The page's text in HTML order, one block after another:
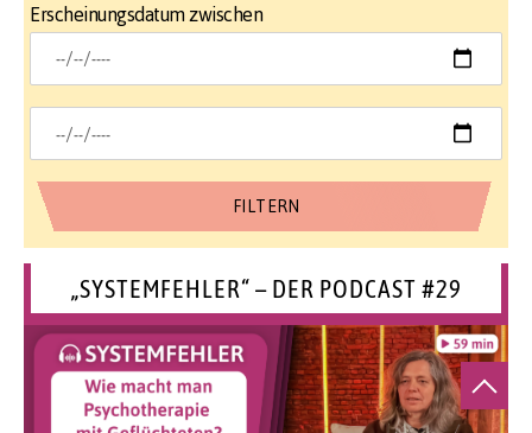
Erscheinungsdatum zwischen
„SYSTEMFEHLER“ – DER PODCAST #29